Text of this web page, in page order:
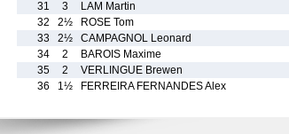
31
3 LAM Martin
32
2½ ROSE Tom
33
2½ CAMPAGNOL Leonard
34
2 BAROIS Maxime
35
2 VERLINGUE Brewen
36
1½ FERREIRA FERNANDES Alex